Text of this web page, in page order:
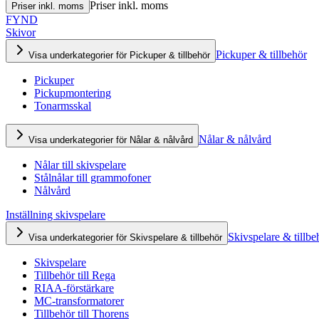
Priser inkl. moms Priser inkl. moms
FYND
Skivor
Visa underkategorier för Pickuper & tillbehör Pickuper & tillbehör
Pickuper
Pickupmontering
Tonarmsskal
Visa underkategorier för Nålar & nålvård Nålar & nålvård
Nålar till skivspelare
Stålnålar till grammofoner
Nålvård
Inställning skivspelare
Visa underkategorier för Skivspelare & tillbehör Skivspelare &
Skivspelare
Tillbehör till Rega
RIAA-förstärkare
MC-transformatorer
Tillbehör till Thorens